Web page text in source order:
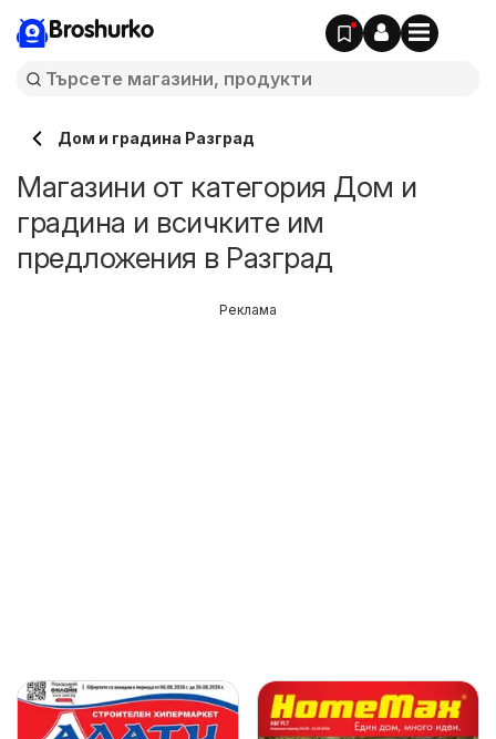
Broshurko
Дом и градина Разград
Магазини от категория Дом и
градина и всичките им
предложения в Разград
Реклама